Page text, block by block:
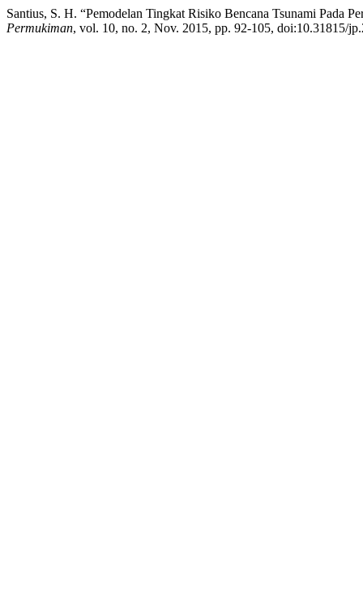
Santius, S. H. “Pemodelan Tingkat Risiko Bencana Tsunami Pada
Permukiman, vol. 10, no. 2, Nov. 2015, pp. 92-105, doi:10.31815/